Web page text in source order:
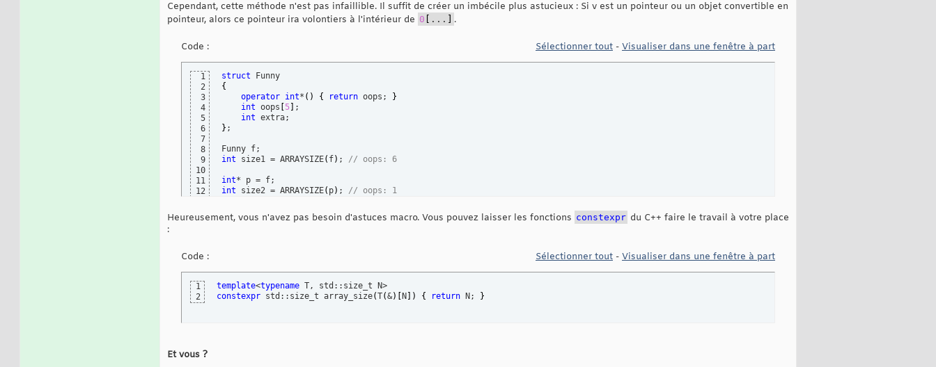
Cependant, cette méthode n'est pas infaillible. Il suffit de créer un imbécile plus astucieux : Si v est un pointeur ou un objet convertible en
pointeur, alors ce pointeur ira volontiers à l'intérieur de 0 ... .
Code : Sélectionner tout - Visualiser dans une fenêtre à part
1
2
3
4
5
6
7
8
9
10
11
12
struct
{
operator int* ( ) { return oops;
}
int oops 5
;
int
} ;
int size1 = ARRAYSIZE( f) ; // oops: 6
int
int size2 = ARRAYSIZE( p) ; // oops: 1
Heureusement, vous n'avez pas besoin d'astuces macro. Vous pouvez laisser les fonctions constexpr du C++ faire le travail à votre place
:
Code : Sélectionner tout - Visualiser dans une fenêtre à part
1
2
template<typename
constexpr std::size_t array_size(T(&) N ) { return N; }
Et vous ?